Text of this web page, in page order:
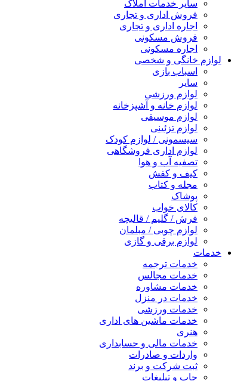
سایر خدمات املاک
فروش اداری و تجاری
اجاره اداری و تجاری
فروش مسکونی
اجاره مسکونی
لوازم خانگی و شخصی
اسباب بازی
سایر
لوازم ورزشی
لوازم خانه و آشپزخانه
لوازم موسیقی
لوازم تزئینی
سیسمونی / لوازم کودک
لوازم اداری فروشگاهی
تصفیه آب و هوا
کیف و کفش
مجله و کتاب
پوشاک
کالای خواب
فرش / گلیم / قالیچه
لوازم چوبی / مبلمان
لوازم برقی و گازی
خدمات
خدمات ترجمه
خدمات مجالس
خدمات مشاوره
خدمات در منزل
خدمات ورزشی
خدمات ماشین های اداری
هنری
خدمات مالی و حسابداری
واردات و صادرات
ثبت شرکت و برند
چاپ و تبلیغات